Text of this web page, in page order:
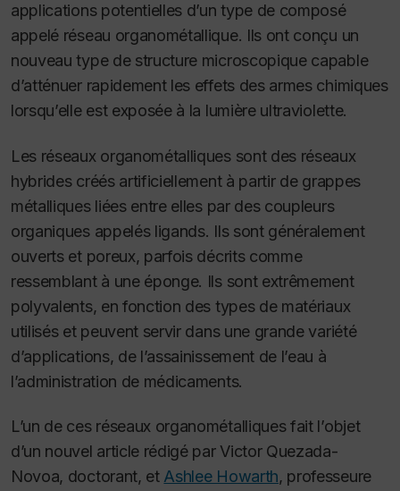
applications potentielles d’un type de composé
appelé réseau organométallique. Ils ont conçu un
nouveau type de structure microscopique capable
d’atténuer rapidement les effets des armes chimiques
lorsqu’elle est exposée à la lumière ultraviolette.
Les réseaux organométalliques sont des réseaux
hybrides créés artificiellement à partir de grappes
métalliques liées entre elles par des coupleurs
organiques appelés ligands. Ils sont généralement
ouverts et poreux, parfois décrits comme
ressemblant à une éponge. Ils sont extrêmement
polyvalents, en fonction des types de matériaux
utilisés et peuvent servir dans une grande variété
d’applications, de l’assainissement de l’eau à
l’administration de médicaments.
L’un de ces réseaux organométalliques fait l’objet
d’un nouvel article rédigé par Victor Quezada-
Novoa, doctorant, et Ashlee Howarth, professeure